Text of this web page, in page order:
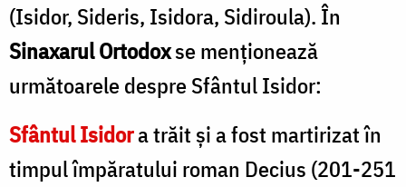
(Isidor, Sideris, Isidora, Sidiroula). În
Sinaxarul Ortodoxse menționează
următoarele despre Sfântul Isidor:
Sfântul Isidora trăit și a fost martirizat în
timpul împăratului roman Decius (201-251